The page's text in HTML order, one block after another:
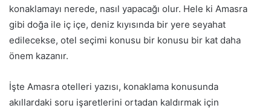
konaklamayı nerede, nasıl yapacağı olur. Hele ki Amasra
gibi doğa ile iç içe, deniz kıyısında bir yere seyahat
edilecekse, otel seçimi konusu bir konusu bir kat daha
önem kazanır.
İşte Amasra otelleri yazısı, konaklama konusunda
akıllardaki soru işaretlerini ortadan kaldırmak için